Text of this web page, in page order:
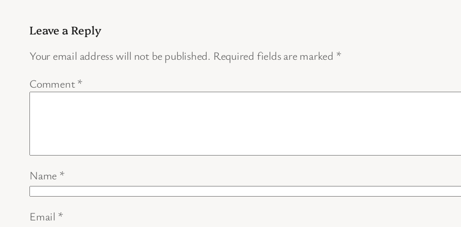
Leave a Reply
Your email address will not be published. Required fields are marked *
Comment*
Name *
Email *